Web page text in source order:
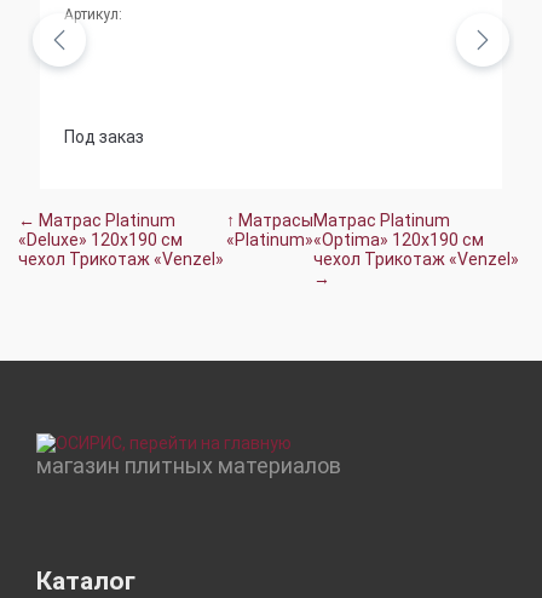
Артикул:
Под заказ
← Матрас Platinum
«Deluxe» 120x190 см
чехол Трикотаж «Venzel»
↑ Матрасы
«Platinum»
Матрас Platinum
«Optima» 120x190 см
чехол Трикотаж «Venzel»
→
магазин плитных материалов
Каталог